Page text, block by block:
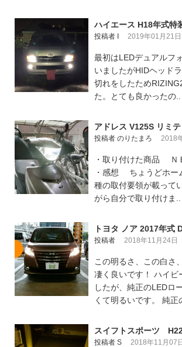
ハイエース H18年式特
投稿者 I 2019年01月21日
最初はLEDデュアルフ
いましたがHIDヘッド
切れをしたため
た。とても良かったの..
アドレス V125S リミ
投稿者 のりたまろ 2018
・取り付けた商品 Ｎ
・感想 ちょうどホー
種の取付要領が載って
がら自分で取り付けま..
トヨタ ノア 2017年式
投稿者 2018年11月24日
この明るさ、この白さ
凄く良いです！ ハイビ
したが、純正のLEDロ
くて明るいです。 純正
スイフトスポーツ
投稿者 S 2018年11月07日